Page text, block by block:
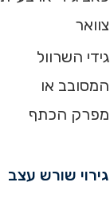
צוואר
גידי השרוול
המסובב או
מפרק הכתף
גירוי שורש עצב